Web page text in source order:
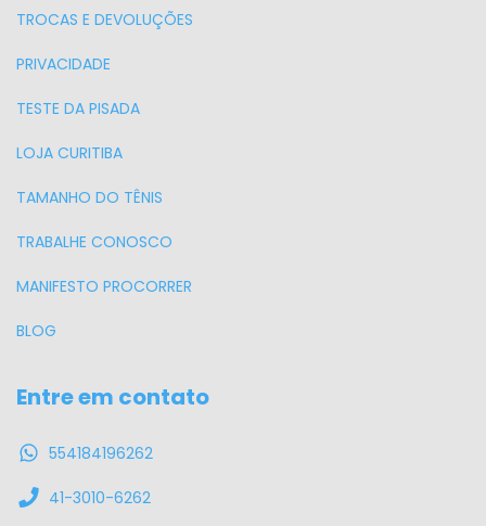
TROCAS E DEVOLUÇÕES
PRIVACIDADE
TESTE DA PISADA
LOJA CURITIBA
TAMANHO DO TÊNIS
TRABALHE CONOSCO
MANIFESTO PROCORRER
BLOG
Entre em contato
554184196262
41-3010-6262